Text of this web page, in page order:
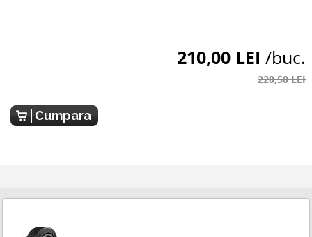
210,00 LEI /buc.
220,50 LEI
Cumpara